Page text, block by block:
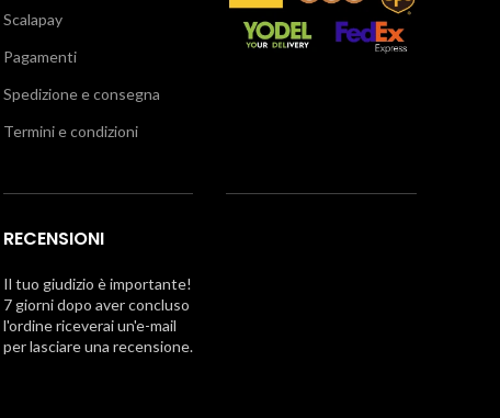
Scalapay
Pagamenti
Spedizione e consegna
Termini e condizioni
RECENSIONI
Il tuo giudizio è importante!
7 giorni dopo aver concluso
l'ordine riceverai un'e-mail
per lasciare una recensione.